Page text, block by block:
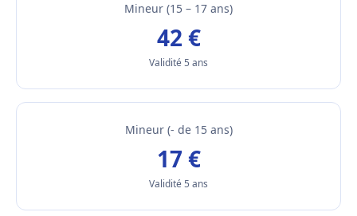
Mineur (15 – 17 ans)
42 €
Validité 5 ans
Mineur (- de 15 ans)
17 €
Validité 5 ans